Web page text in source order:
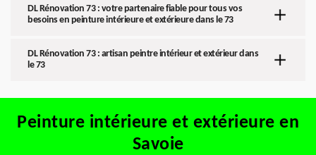
DL Rénovation 73 : votre partenaire fiable pour tous vos
besoins en peinture intérieure et extérieure dans le 73
DL Rénovation 73 : artisan peintre intérieur et extérieur dans
le 73
Peinture intérieure et extérieure en
Savoie